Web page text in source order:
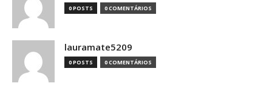
0 POSTS 0 COMENTÁRIOS
lauramate5209
0 POSTS 0 COMENTÁRIOS